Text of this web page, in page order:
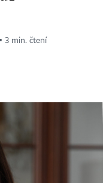
3 min. čtení